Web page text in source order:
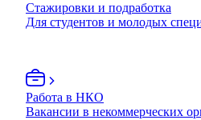
Стажировки и подработка
Для студентов и молодых
Работа в НКО
Вакансии в некоммерческих